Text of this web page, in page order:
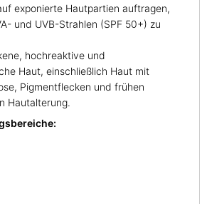
exponierte Hautpartien auftragen,
und UVB-Strahlen (SPF 50+) zu
hochreaktive und
Haut, einschließlich Haut mit
Pigmentflecken und frühen
Hautalterung.